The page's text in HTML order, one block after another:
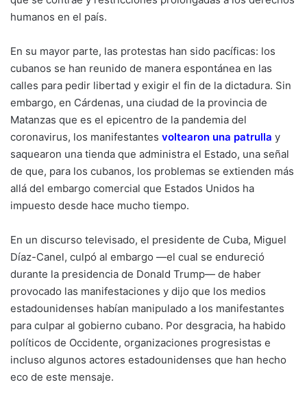
humanos en el país.
En su mayor parte, las protestas han sido pacíficas: los
cubanos se han reunido de manera espontánea en las
calles para pedir libertad y exigir el fin de la dictadura. Sin
embargo, en Cárdenas, una ciudad de la provincia de
Matanzas que es el epicentro de la pandemia del
coronavirus, los manifestantes voltearon una patrulla y
saquearon una tienda que administra el Estado, una señal
de que, para los cubanos, los problemas se extienden más
allá del embargo comercial que Estados Unidos ha
impuesto desde hace mucho tiempo.
En un discurso televisado, el presidente de Cuba, Miguel
Díaz-Canel, culpó al embargo —el cual se endureció
durante la presidencia de Donald Trump— de haber
provocado las manifestaciones y dijo que los medios
estadounidenses habían manipulado a los manifestantes
para culpar al gobierno cubano. Por desgracia, ha habido
políticos de Occidente, organizaciones progresistas e
incluso algunos actores estadounidenses que han hecho
eco de este mensaje.